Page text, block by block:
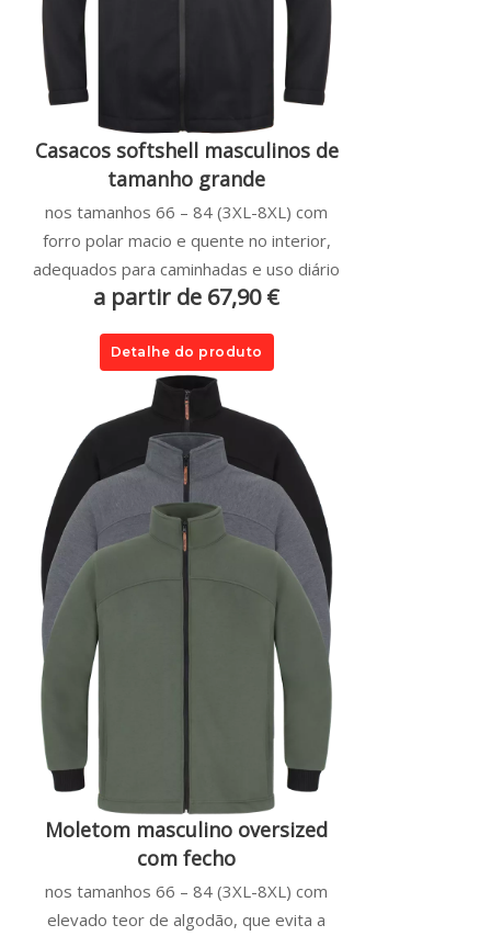
Casacos softshell masculinos de
tamanho grande
nos tamanhos 66 – 84 (3XL-8XL) com
forro polar macio e quente no interior,
adequados para caminhadas e uso diário
a partir de 67,90 €
Detalhe do produto
Moletom masculino oversized
com fecho
nos tamanhos 66 – 84 (3XL-8XL) com
elevado teor de algodão, que evita a